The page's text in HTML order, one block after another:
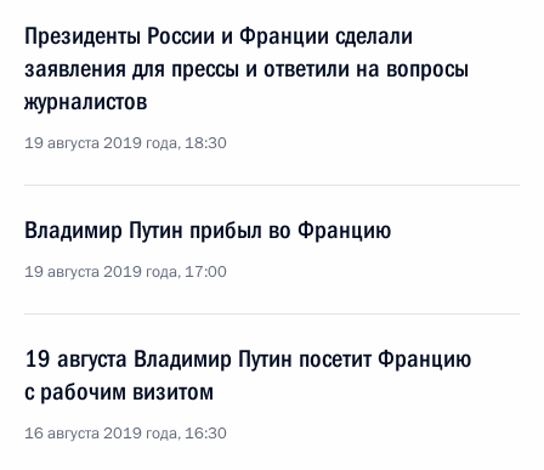
Президенты России и Франции сделали
заявления для прессы и ответили на вопросы
журналистов
19 августа 2019 года, 18:30
Владимир Путин прибыл во Францию
19 августа 2019 года, 17:00
19 августа Владимир Путин посетит Францию
с рабочим визитом
16 августа 2019 года, 16:30